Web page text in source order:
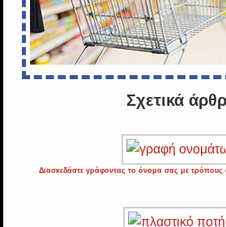
Σχετικά
Διασκεδάστε γράφοντας το όνομα σας με τρόπους